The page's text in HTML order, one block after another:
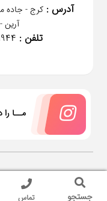
آدرس : کرج - جاده
آرین - پلاک
تلفن :
مــا را
NanoPardazan
جستجو تماس